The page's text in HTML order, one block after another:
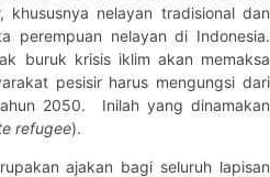
khususnya nelayan tradisional dan
perempuan nelayan di Indonesia.
buruk krisis iklim akan memaksa
pesisir harus mengungsi dari
2050. Inilah yang dinamakan
refugee).
ajakan bagi seluruh lapisan